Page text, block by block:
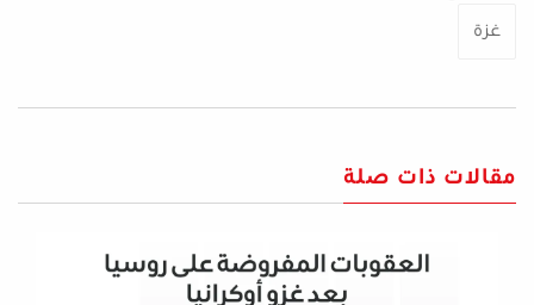
غزة
مقالات ذات صلة